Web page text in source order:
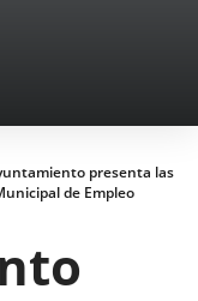
presenta las
de Empleo